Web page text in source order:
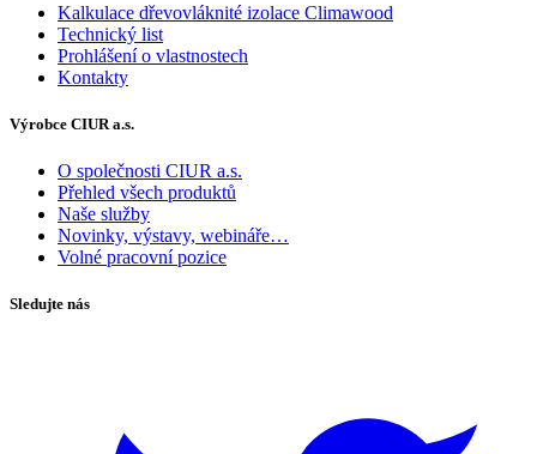
Kalkulace dřevovláknité izolace Climawood
Technický list
Prohlášení o vlastnostech
Kontakty
Výrobce CIUR a.s.
O společnosti CIUR a.s.
Přehled všech produktů
Naše služby
Novinky, výstavy, webináře…
Volné pracovní pozice
Sledujte nás